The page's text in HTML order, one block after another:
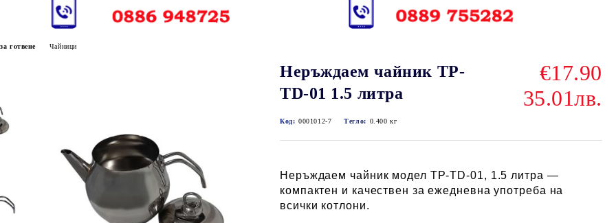
готвене Чайници
Неръждаем чайник TP-
TD-01 1.5 литра
€17.90
35.01лв.
Код: 0001012-7 Тегло: 0.400 кг
Неръждаем чайник модел TP-TD-01, 1.5 литра —
компактен и качествен за ежедневна употреба на
всички котлони.